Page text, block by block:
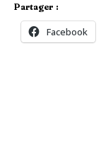
Partager :
Facebook